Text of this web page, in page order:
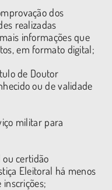
dos
realizadas
informações que
em formato digital;
de Doutor
ou de validade
militar para
certidão
Eleitoral há menos